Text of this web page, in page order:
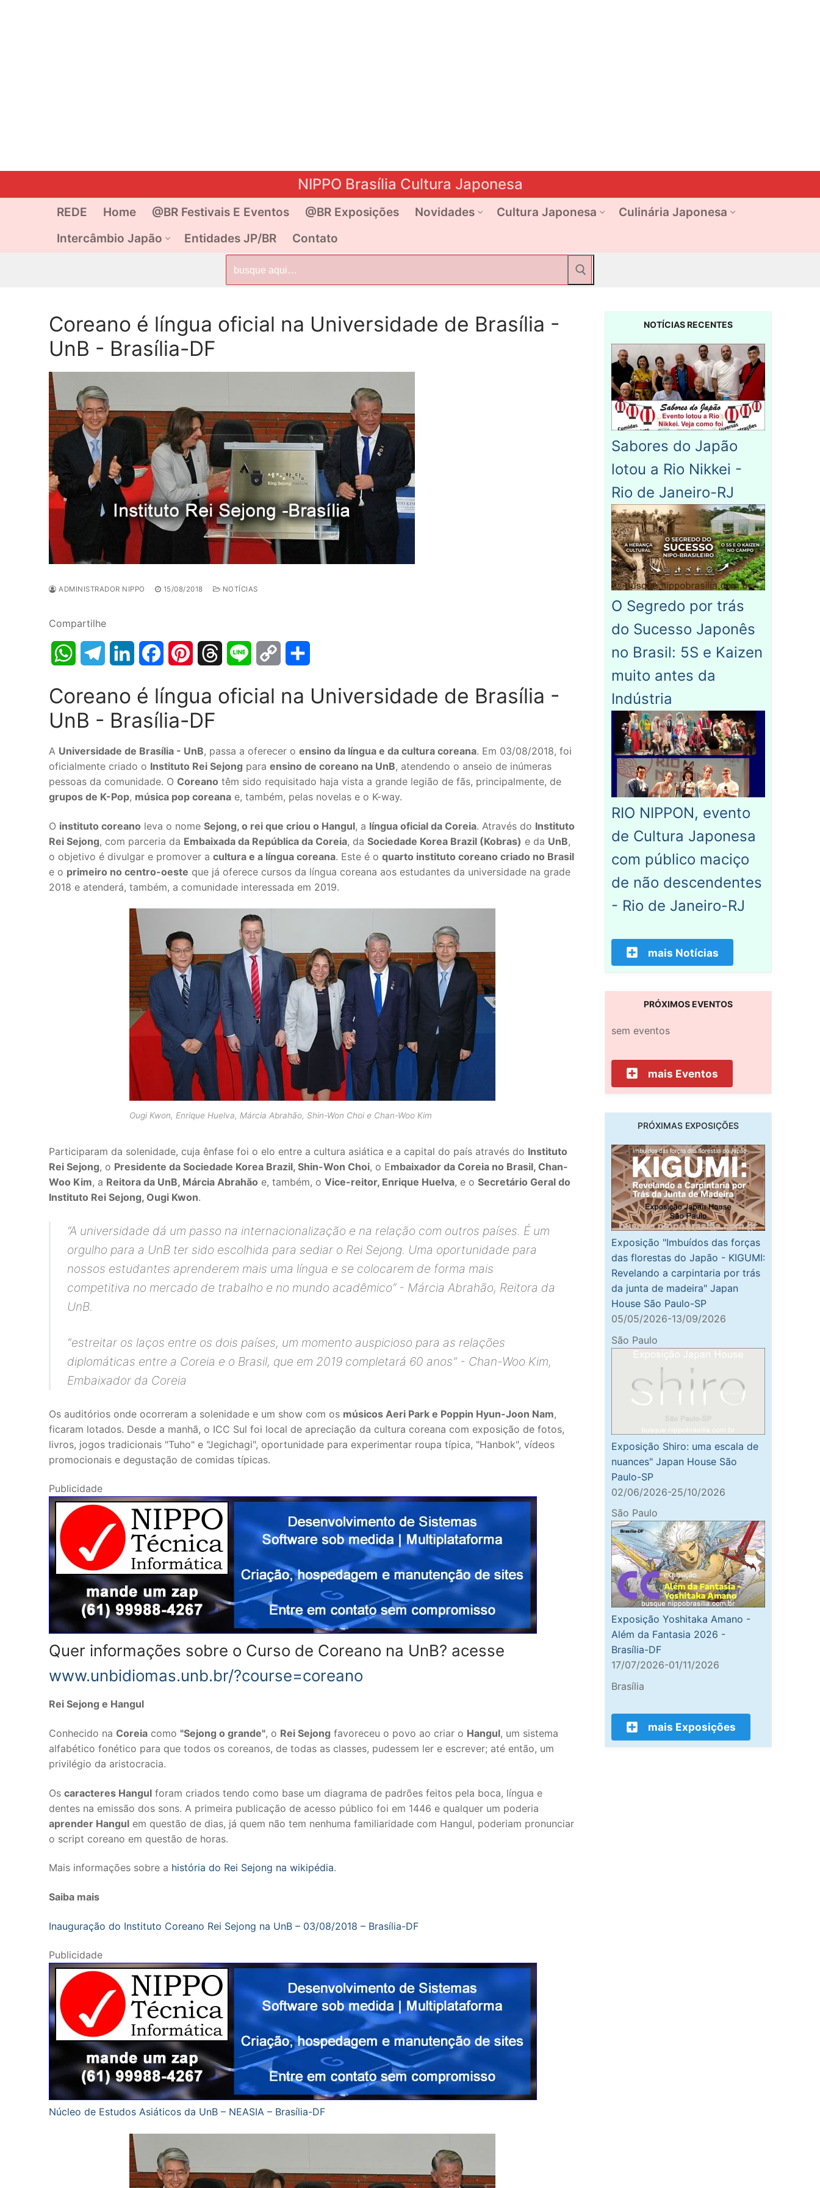
NIPPO Brasília Cultura Japonesa
REDE Home @BR Festivais E Eventos @BR Exposições Novidades Cultura Japonesa
Culinária Japonesa
Intercâmbio Japão
Entidades JP/BR Contato
por:
Coreano é língua oficial na Universidade de Brasília -
UnB - Brasília-DF
ADMINISTRADOR NIPPO 15/08/2018 NOTÍCIAS
Compartilhe
WhatsAppTelegramLinkedInFacebookPinterestThreads Line
Copy
Coreano é língua oficial na Universidade de Brasília -
UnB - Brasília-DF
A Universidade de Brasília - UnB, passa a oferecer o ensino da língua e da cultura coreana. Em 03/08/2018, foi
oficialmente criado o Instituto Rei Sejong para ensino de coreano na UnB, atendendo o anseio de inúmeras
pessoas da comunidade. O Coreano têm sido requisitado haja vista a grande legião de fãs, principalmente, de
grupos de K-Pop, música pop coreana e, também, pelas novelas e o K-way.
O instituto coreano leva o nome Sejong, o rei que criou o Hangul, a língua oficial da Coreia. Através do Instituto
Rei Sejong, com parceria da Embaixada da República da Coreia, da Sociedade Korea Brazil (Kobras) e da UnB,
o objetivo é divulgar e promover a cultura e a língua coreana. Este é o quarto instituto coreano criado no Brasil
e o primeiro no centro-oeste que já oferece cursos da língua coreana aos estudantes da universidade na grade
2018 e atenderá, também, a comunidade interessada em 2019.
Ougi Kwon, Enrique Huelva, Márcia Abrahão, Shin-Won Choi e Chan-Woo Kim
Participaram da solenidade, cuja ênfase foi o elo entre a cultura asiática e a capital do país através do Instituto
Rei Sejong, o Presidente da Sociedade Korea Brazil, Shin-Won Choi, o Embaixador da Coreia no Brasil, Chan-
Woo Kim, a Reitora da UnB, Márcia Abrahão e, também, o Vice-reitor, Enrique Huelva, e o Secretário Geral do
Instituto Rei Sejong, Ougi Kwon.
“A universidade dá um passo na internacionalização e na relação com outros países. É um
orgulho para a UnB ter sido escolhida para sediar o Rei Sejong. Uma oportunidade para
nossos estudantes aprenderem mais uma língua e se colocarem de forma mais
competitiva no mercado de trabalho e no mundo acadêmico”- Márcia Abrahão, Reitora da
UnB.
"estreitar os laços entre os dois países, um momento auspicioso para as relações
diplomáticas entre a Coreia e o Brasil, que em 2019 completará 60 anos" - Chan-Woo Kim,
Embaixador da Coreia
Os auditórios onde ocorreram a solenidade e um show com os músicos Aeri Park e Poppin Hyun-Joon Nam,
ficaram lotados. Desde a manhã, o ICC Sul foi local de apreciação da cultura coreana com exposição de fotos,
livros, jogos tradicionais "Tuho" e "Jegichagi", oportunidade para experimentar roupa típica, "Hanbok", vídeos
promocionais e degustação de comidas típicas.
Publicidade
Quer informações sobre o Curso de Coreano na UnB? acesse
www.unbidiomas.unb.br/?course=coreano
Rei Sejong e Hangul
Conhecido na Coreia como "Sejong o grande", o Rei Sejong favoreceu o povo ao criar o Hangul, um sistema
alfabético fonético para que todos os coreanos, de todas as classes, pudessem ler e escrever; até então, um
privilégio da aristocracia.
Os caracteres Hangul foram criados tendo como base um diagrama de padrões feitos pela boca, língua e
dentes na emissão dos sons. A primeira publicação de acesso público foi em 1446 e qualquer um poderia
aprender Hangul em questão de dias, já quem não tem nenhuma familiaridade com Hangul, poderiam pronunciar
o script coreano em questão de horas.
Mais informações sobre a história do Rei Sejong na wikipédia.
Saiba mais
Inauguração do Instituto Coreano Rei Sejong na UnB – 03/08/2018 – Brasília-DF
Publicidade
Núcleo de Estudos Asiáticos da UnB – NEASIA – Brasília-DF
NOTÍCIAS RECENTES
Sabores do Japão
lotou a Rio Nikkei -
Rio de Janeiro-RJ
O Segredo por trás
do Sucesso Japonês
no Brasil: 5S e Kaizen
muito antes da
Indústria
RIO NIPPON, evento
de Cultura Japonesa
com público maciço
de não descendentes
- Rio de Janeiro-RJ
mais Notícias
PRÓXIMOS EVENTOS
sem eventos
mais Eventos
PRÓXIMAS EXPOSIÇÕES
Exposição "Imbuídos das forças
das florestas do Japão - KIGUMI:
Revelando a carpintaria por trás
da junta de madeira" Japan
House São Paulo-SP
05/05/2026-13/09/2026
São Paulo
Exposição Shiro: uma escala de
nuances" Japan House São
Paulo-SP
02/06/2026-25/10/2026
São Paulo
Exposição Yoshitaka Amano -
Além da Fantasia 2026 -
Brasília-DF
17/07/2026-01/11/2026
Brasília
mais Exposições